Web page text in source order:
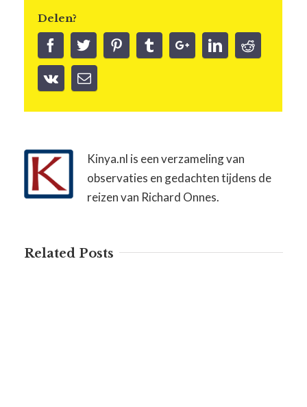
Delen?
Kinya.nl is een verzameling van
observaties en gedachten tijdens de
reizen van Richard Onnes.
Related Posts